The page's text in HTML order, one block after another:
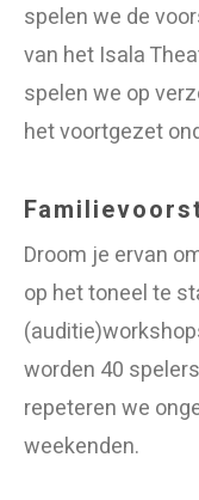
spelen we de
van het Isala
spelen we op
het voortgezet
Droom je ervan
op het toneel te
worden 40
repeteren we
weekenden.